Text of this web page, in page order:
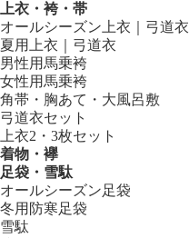
上衣・袴・帯
オールシーズン上衣｜弓道衣
夏用上衣｜弓道衣
男性用馬乗袴
女性用馬乗袴
角帯・胸あて・大風呂敷
弓道衣セット
上衣2・3枚セット
着物・襷
足袋・雪駄
オールシーズン足袋
冬用防寒足袋
雪駄